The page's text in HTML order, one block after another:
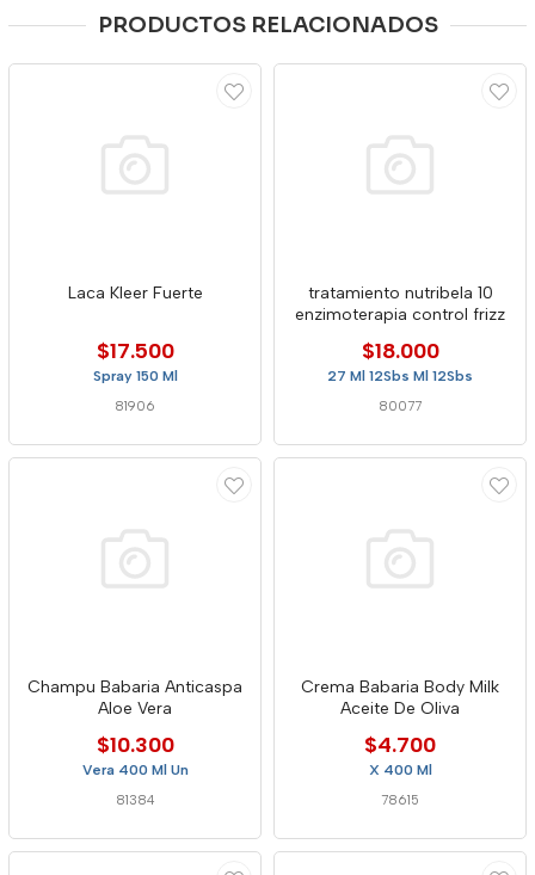
PRODUCTOS RELACIONADOS
Laca Kleer Fuerte
$17.500
Spray 150 Ml
81906
tratamiento nutribela 10
enzimoterapia control frizz
$18.000
27 Ml 12Sbs Ml 12Sbs
80077
Champu Babaria Anticaspa
Aloe Vera
$10.300
Vera 400 Ml Un
81384
Crema Babaria Body Milk
Aceite De Oliva
$4.700
X 400 Ml
78615